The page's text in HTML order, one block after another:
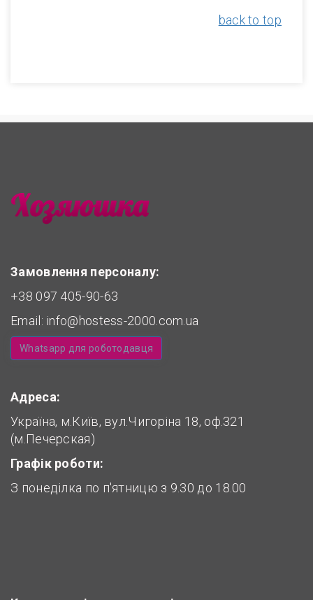
back to top
Замовлення персоналу:
+38 097 405-90-63
Email: info@hostess-2000.com.ua
Whatsapp для роботодавця
Адреса:
Україна, м.Київ, вул.Чигоріна 18, оф.321
(м.Печерская)
Графік роботи:
З понеділка по п'ятницю з 9.30 до 18.00